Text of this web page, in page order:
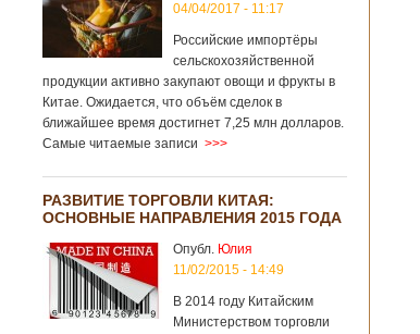
04/04/2017 - 11:17
Российские импортёры
сельскохозяйственной
продукции активно закупают овощи и фрукты в
Китае. Ожидается, что объём сделок в
ближайшее время достигнет 7,25 млн долларов.
Самые читаемые записи >>>
РАЗВИТИЕ ТОРГОВЛИ КИТАЯ:
ОСНОВНЫЕ НАПРАВЛЕНИЯ 2015 ГОДА
Опубл. Юлия
11/02/2015 - 14:49
В 2014 году Китайским
Министерством торговли